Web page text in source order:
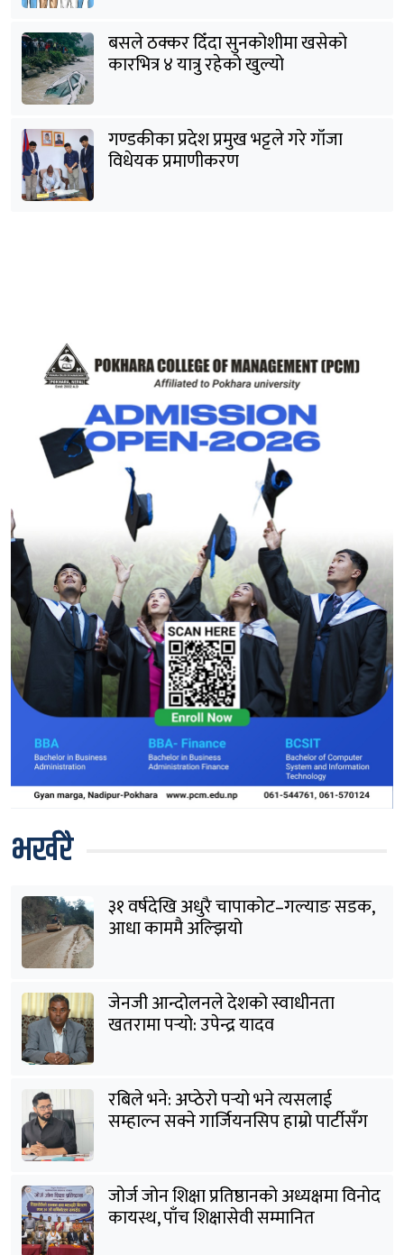
बसले ठक्कर दिँदा सुनकोशीमा खसेकाे
कारभित्र ४ यात्रु रहेको खुल्यो
गण्डकीका प्रदेश प्रमुख भट्टले गरे गाँजा
विधेयक प्रमाणीकरण
भर्खरै
३१ वर्षदेखि अधुरै चापाकोट–गल्याङ सडक,
आधा काममै अल्झियो
जेनजी आन्दोलनले देशको स्वाधीनता
खतरामा पर्‍यो: उपेन्द्र यादव
रबिले भने: अप्ठेरो पर्‍यो भने त्यसलाई
सम्हाल्न सक्ने गार्जियनसिप हाम्रो पार्टीसँग
जोर्ज जोन शिक्षा प्रतिष्ठानको अध्यक्षमा विनोद
कायस्थ, पाँच शिक्षासेवी सम्मानित